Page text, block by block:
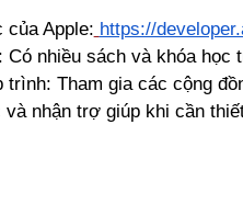
của Apple: https://
Có nhiều sách và khóa
trình: Tham gia các cộng
nhận trợ giúp khi cần